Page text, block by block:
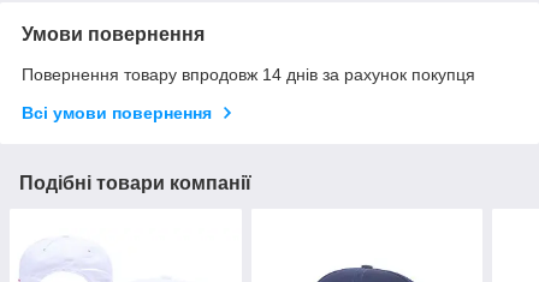
Умови повернення
Повернення товару впродовж 14 днів за рахунок покупця
Всі умови повернення
Подібні товари компанії